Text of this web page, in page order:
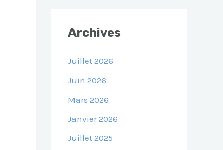
Archives
Juillet 2026
Juin 2026
Mars 2026
Janvier 2026
Juillet 2025